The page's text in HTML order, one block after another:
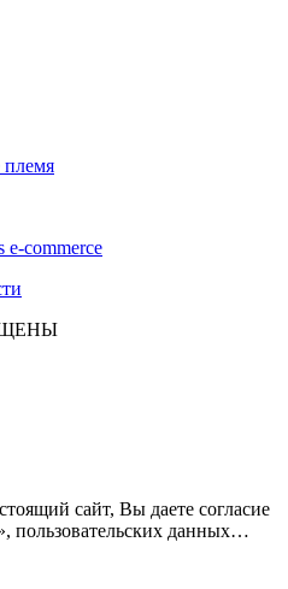
e-commerce
сайт, Вы даете согласие
пользовательских данных…